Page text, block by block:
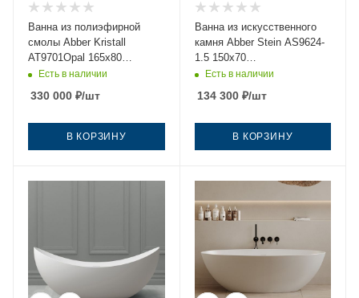
Ванна из полиэфирной
смолы Abber Kristall
AT9701Opal 165х80
отдельностоящая овальная
Есть в наличии
330 000 ₽/шт
В КОРЗИНУ
Ванна из искусственного
камня Abber Stein AS9624-
1.5 150х70
отдельностоящая овальная
Есть в наличии
134 300₽/шт
В КОРЗИНУ